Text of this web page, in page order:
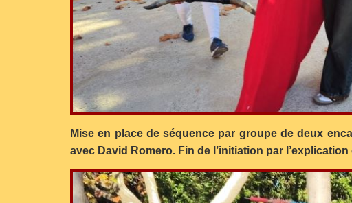
Mise en place de séquence par groupe de deux
avec David Romero. Fin de l’initiation par